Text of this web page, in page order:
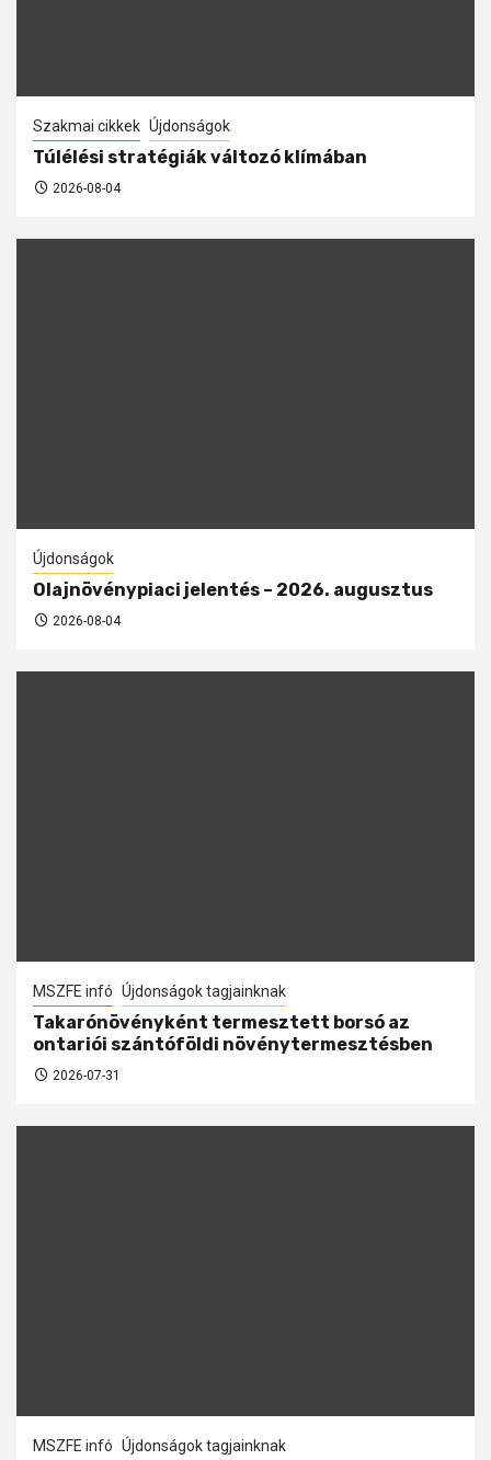
Szakmai cikkek Újdonságok
Túlélési stratégiák változó klímában
2026-08-04
Újdonságok
Olajnövénypiaci jelentés – 2026. augusztus
2026-08-04
MSZFE infó Újdonságok tagjainknak
Takarónövényként termesztett borsó az
ontariói szántóföldi növénytermesztésben
2026-07-31
MSZFE infó Újdonságok tagjainknak